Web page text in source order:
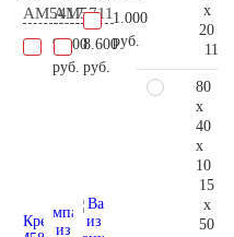
AM5417
9.100
руб.
AM5711
8.600
руб.
1.000
руб.
x
20
80
x
40
x
10
15
x
50